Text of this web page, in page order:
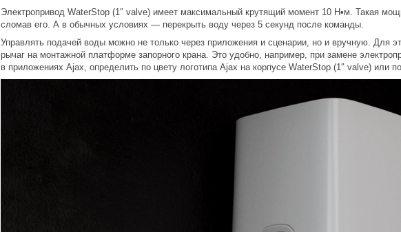
Электропривод WaterStop (1″ valve) имеет максимальный крутящий момент 10 Н•м. Такая
сломав его. А в обычных условиях — перекрыть воду через 5 секунд после команды.
Управлять подачей воды можно не только через приложения и сценарии, но и вручную. Для
рычаг на монтажной платформе запорного крана. Это удобно, например, при замене
в приложениях Ajax, определить по цвету логотипа Ajax на корпусе WaterStop (1″ valve) или